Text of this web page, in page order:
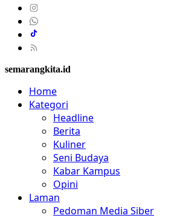
semarangkita.id
Home
Kategori
Headline
Berita
Kuliner
Seni Budaya
Kabar Kampus
Opini
Laman
Pedoman Media Siber